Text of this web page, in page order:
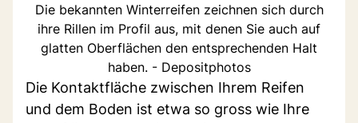
Die bekannten Winterreifen zeichnen sich durch
ihre Rillen im Profil aus, mit denen Sie auch auf
glatten Oberflächen den entsprechenden Halt
haben. - Depositphotos
Die Kontaktfläche zwischen Ihrem Reifen
und dem Boden ist etwa so gross wie Ihre